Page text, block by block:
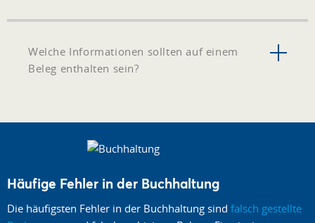
Welche Informationen sollten auf einem
Beleg enthalten sein?
Häufige Fehler in der Buchhaltung
Die häufigsten Fehler in der Buchhaltung sind falsch gestellte